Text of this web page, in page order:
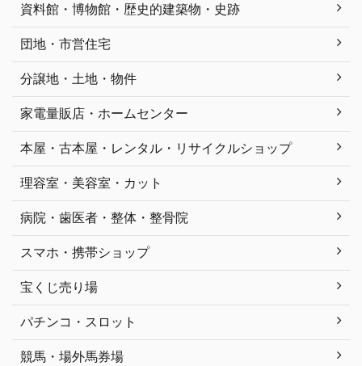
資料館・博物館・歴史的建築物・史跡
団地・市営住宅
分譲地・土地・物件
家電量販店・ホームセンター
本屋・古本屋・レンタル・リサイクルショップ
理容室・美容室・カット
病院・歯医者・整体・整骨院
スマホ・携帯ショップ
宝くじ売り場
パチンコ・スロット
競馬・場外馬券場